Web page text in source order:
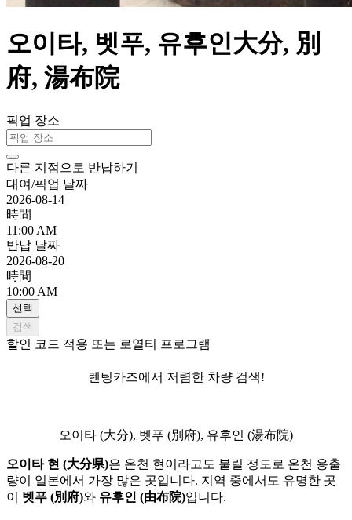
오이타, 벳푸, 유후인大分, 別
府, 湯布院
픽업 장소
다른 지점으로 반납하기
대여/픽업 날짜
2026-08-14
時間
11:00 AM
반납 날짜
2026-08-20
時間
10:00 AM
선택
검색
할인 코드 적용 또는 로열티 프로그램
렌팅카즈에서 저렴한 차량 검색!
오이타 (大分), 벳푸 (別府), 유후인 (湯布院)
오이타 현 (大分県)은 온천 현이라고도 불릴 정도로 온천 용출
량이 일본에서 가장 많은 곳입니다. 지역 중에서도 유명한 곳
이 벳푸 (別府)와 유후인 (由布院)입니다.